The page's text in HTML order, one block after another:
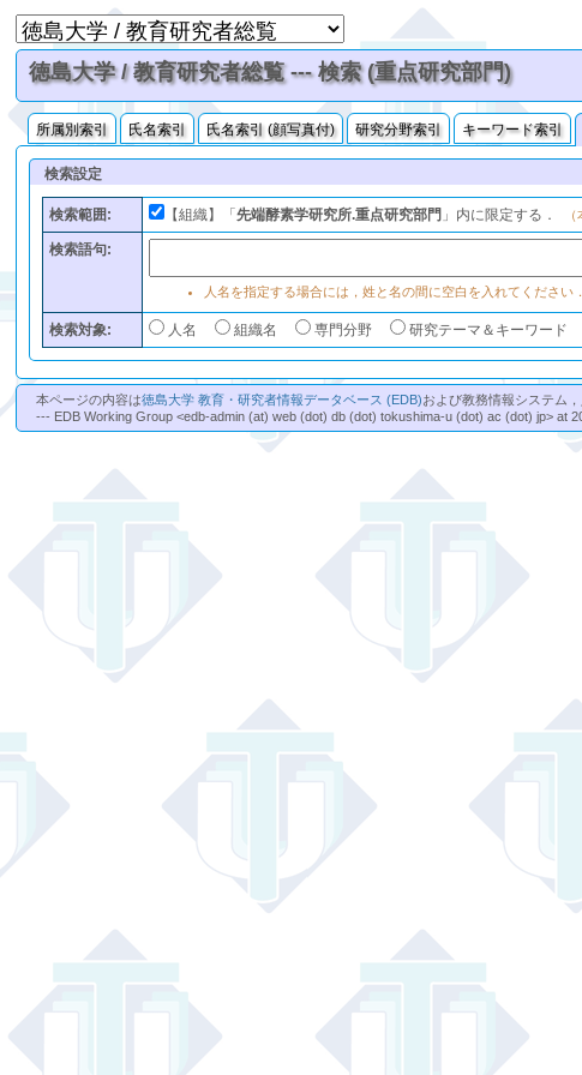
徳島大学 / 教育研究者総覧 --- 検索 (重点研究部門)
所属別索引 氏名索引 氏名索引 (顔写真付) 研究分野索引 キーワード索引
検索設定
検索範囲: 【組織】「先端酵素学研究所.重点研究部門 」内に限定する．
検索語句:
人名を指定する場合には，姓と名の間に空白を入れてください．
検索対象: 人名 組織名 専門分野 研究テーマ＆キーワード
本ページの内容は徳島大学 教育・研究者情報データベース (EDB)および教務情報システム
--- EDB Working Group <edb-admin (at) web (dot) db (dot) tokushima-u (dot) ac (dot) jp> at